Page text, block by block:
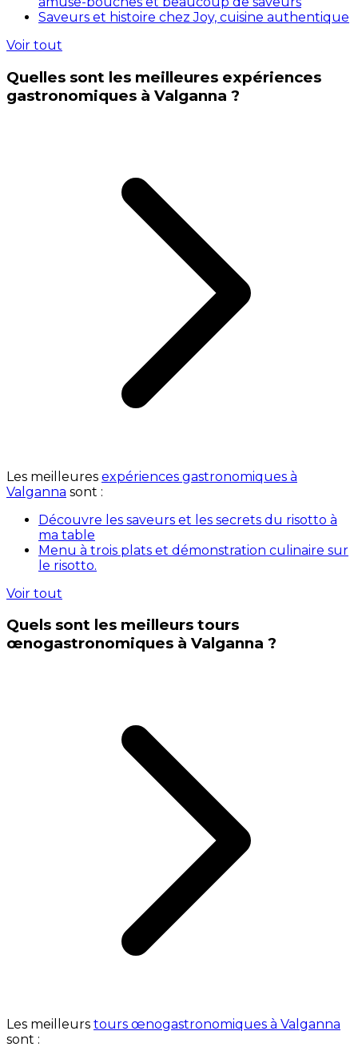
Saveurs et histoire chez Joy, cuisine authentique
Voir tout
Quelles sont les meilleures expériences
gastronomiques à Valganna ?
Les meilleures expériences gastronomiques à
Valganna sont :
Découvre les saveurs et les secrets du risotto à
ma table
Menu à trois plats et démonstration culinaire sur
le risotto.
Voir tout
Quels sont les meilleurs tours
œnogastronomiques à Valganna ?
Les meilleurs tours œnogastronomiques à Valganna
sont :